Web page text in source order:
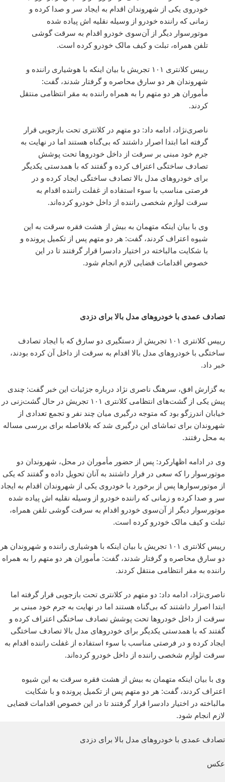
خودروی یکی از شهروندان اقدام به ایجاد سر و صدا کرده و
زمانی که راننده خودرو از وسیله نقلیه اش پیاده شده
موتورسوار دیگر از آن‌سوی خودرو اقدام به سرقت گوشی
تلفن همراه، تبلت و کیف مالک خودرو کرده است.
رییس کلانتری ۱۰۱ تجریش با بیان اینکه با هوشیاری راننده و
شهروندان هر دو سارق محاصره و گرفتار شدند، گفت:
مأموران هر دو متهم را به همراه راننده به مقر انتظامی منتقل
کردند.
ناصری‌نژاد، ادامه داد: دو متهم در کلانتری تحت بازجویی قرار
گرفته اما ابتدا اصرار داشتند که بی‌گناه هستند اما در نهایت به
جرم خود مبنی بر سرقت از داخل خودروها تحت پوشش
تصادف ساختگی اعتراف کرده و گفتند که با همدستی یکدیگر
برای خودروهای مدل بالا تصادف ساختگی ایجاد کرده و در
فرصتی مناسب با سوء استفاده از غفلت راننده اقدام به
سرقت لوازم شخصی راننده از داخل خودرو کرده‌اند.
وی با بیان اینکه متهمان به بیش از هشت فقره سرقت به این
شیوه اعتراف کردند، گفت: هر دو متهم پس از تکمیل پرونده و
با شکایت مالباخته در اختیار دادسرا قرار گرفتند تا در این
خصوص اقدامات قضایی لازم انجام شود.
تصادف عمدی با خودروهای مدل‌ بالا برای دزدی
رییس کلانتری ۱۰۱ تجریش از دستگیری دو سارق که با ایجاد تصادف
ساختگی با خودروهای مدل‌ بالا اقدام به سرقت از داخل آن کرده بودند،
خبر داد.
به گزارش افق، سرهنگ ناصری نژاد درباره جزئیات این خبر گفت: چندی
پیش یکی از گشت‌های انتظامی کلانتری ۱۰۱ تجریش در حال گشت‌زنی در
خیابان اندرزگو بود که متوجه درگیری میان چند نفر و تجمع تعدادی از
شهروندان برای تماشای این درگیری شد که بلافاصله برای بررسی مساله
به محل رفتند.
وی در ادامه اظهارکرد:‌ پس از حضور مأموران در محل، شهروندان دو
موتورسوار را که سعی در فرار داشتند به آنان تحویل داده و گفتند که یکی
از موتورسوارها پس از برخورد با خودروی یکی از شهروندان اقدام به ایجاد
سر و صدا کرده و زمانی که راننده خودرو از وسیله نقلیه اش پیاده شده
موتورسوار دیگر از آن‌سوی خودرو اقدام به سرقت گوشی تلفن همراه،
تبلت و کیف مالک خودرو کرده است.
رییس کلانتری ۱۰۱ تجریش با بیان اینکه با هوشیاری راننده و شهروندان هر
دو سارق محاصره و گرفتار شدند، گفت: مأموران هر دو متهم را به همراه
راننده به مقر انتظامی منتقل کردند.
ناصری‌نژاد، ادامه داد: دو متهم در کلانتری تحت بازجویی قرار گرفته اما
ابتدا اصرار داشتند که بی‌گناه هستند اما در نهایت به جرم خود مبنی بر
سرقت از داخل خودروها تحت پوشش تصادف ساختگی اعتراف کرده و
گفتند که با همدستی یکدیگر برای خودروهای مدل بالا تصادف ساختگی
ایجاد کرده و در فرصتی مناسب با سوء استفاده از غفلت راننده اقدام به
سرقت لوازم شخصی راننده از داخل خودرو کرده‌اند.
وی با بیان اینکه متهمان به بیش از هشت فقره سرقت به این شیوه
اعتراف کردند، گفت: هر دو متهم پس از تکمیل پرونده و با شکایت
مالباخته در اختیار دادسرا قرار گرفتند تا در این خصوص اقدامات قضایی
لازم انجام شود.
تصادف عمدی با خودروهای مدل‌ بالا برای دزدی
عکس